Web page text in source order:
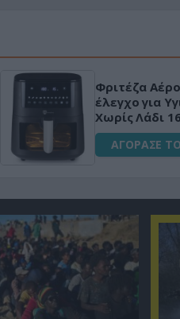
Φριτέζα
έλεγχο για
Χωρίς Λάδι
ΑΓΟΡΑΣΕ ΤΟ